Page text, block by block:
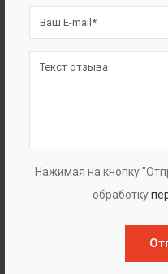
Нажимая на кнопку
обработку
благодаря изменению
осуществляется
Станции пожаротушения
пожаротушения
насосными